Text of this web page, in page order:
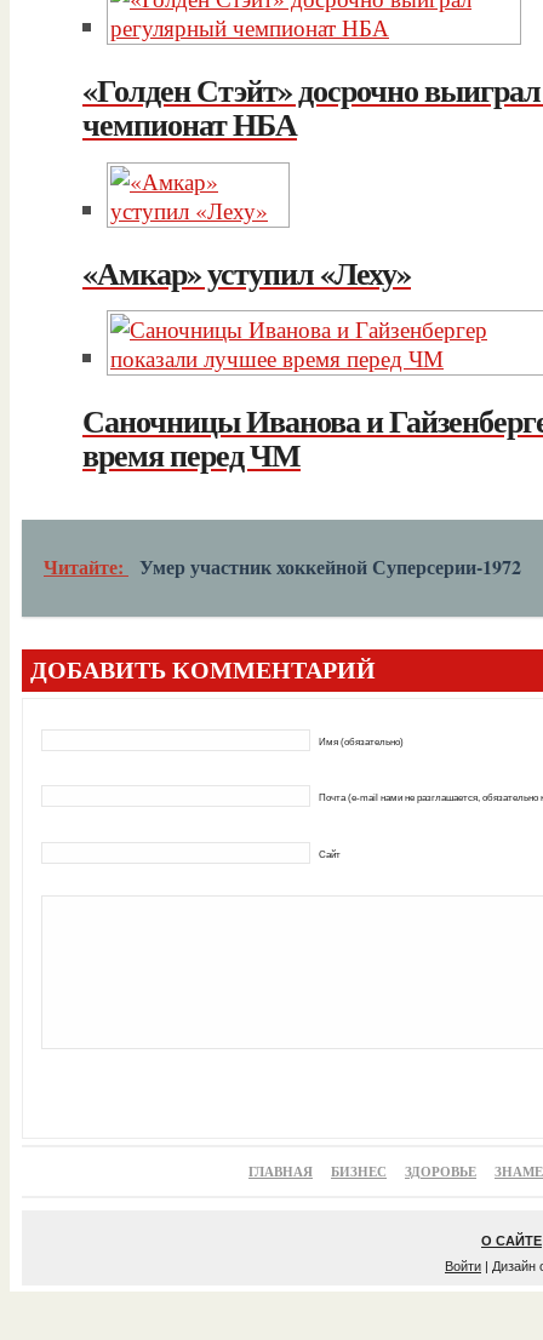
«Голден Стэйт» досрочно
чемпионат НБА
«Амкар» уступил «Леху»
Саночницы Иванова и
время перед ЧМ
Читайте: Умер участник хоккейной Суперсерии-1972
ДОБАВИТЬ КОММЕНТАРИЙ
Имя (обязательно)
Почта (e-mail нами не разглашается, обязательно
Сайт
ГЛАВНАЯ БИЗНЕС ЗДОРОВЬЕ
О САЙТЕ
Войти | Дизайн